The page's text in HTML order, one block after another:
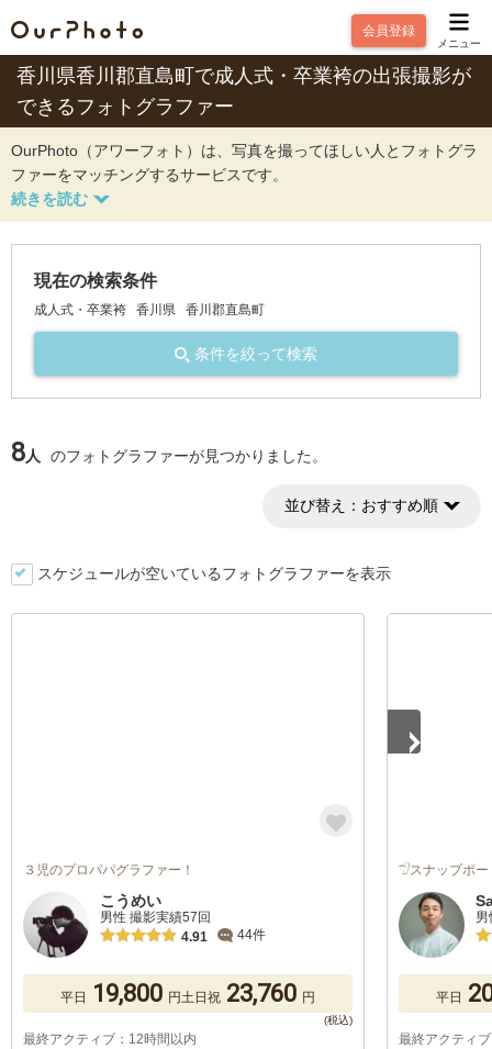
会員登録
メニュー
香川県香川郡直島町で成人式・卒業袴の出張撮影が
できるフォトグラファー
OurPhoto（アワーフォト）は、写真を撮ってほしい人とフォトグラ
ファーをマッチングするサービスです。
現在の検索条件
成人式・卒業袴 香川県 香川郡直島町
条件を絞って検索
8人 のフォトグラファーが見つかりました。
並び替え： おすすめ順
スケジュールが空いているフォトグラファーを表示
３児のプロパパグラファー！
こうめい
男性 撮影実績57回
4.91
44件
平日 19,800 円土日祝 23,760 円
最終アクティブ：12時間以内
𓅿スナップポー
平日
最終アクティ